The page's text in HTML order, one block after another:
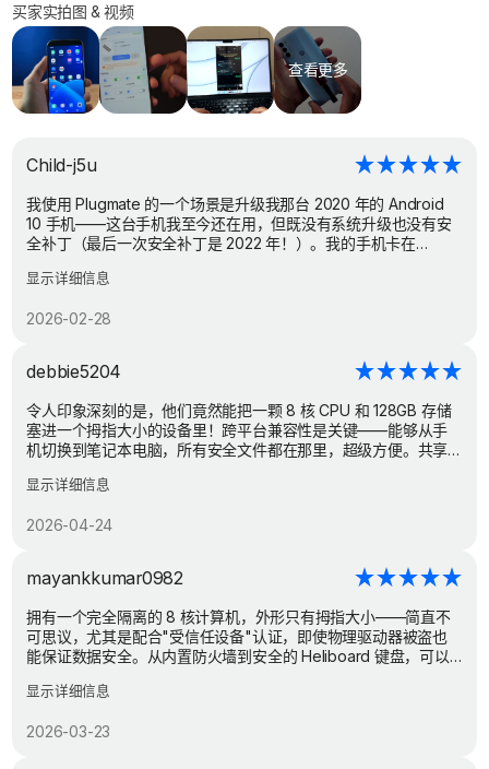
买家实拍图 & 视频
查看更多
Child-j5u
我使用 Plugmate 的一个场景是升级我那台 2020 年的 Android
10 手机——这台手机我至今还在用，但既没有系统升级也没有安
全补丁（最后一次安全补丁是 2022 年！）。我的手机卡在
三方 ROM 可用，所以我的手机本来已经到了穷途末路。我的想法
14，又能恢复安全更新。它可以让我在 Plug OS 环境中以更高的
也更私密、更安全。我可以把银行和购物应用从不安全、未打补
丁的 Android 10 上移除，转移到 Plugmate 的系统中，同时仍然
与我想保留在原 Android 10 系统上的任何其他应用保持向后兼
容。简单，而且保持了原手机的兼容性。这也是一条超级简单的
去谷歌化路径。
显示详细信息
2026-02-28
debbie5204
令人印象深刻的是，他们竟然能把一颗 8 核 CPU 和 128GB 存储
塞进一个拇指大小的设备里！跨平台兼容性是关键——能够从手
机切换到笔记本电脑，所有安全文件都在那里，超级方便。共享
显示详细信息
2026-04-24
mayankkumar0982
拥有一个完全隔离的 8 核计算机，外形只有拇指大小——简直不
可思议，尤其是配合"受信任设备"认证，即使物理驱动器被盗也
能保证数据安全。从内置防火墙到安全的 Heliboard 键盘，可以
Android、iOS 和 PC 上跨平台运行的解决方案。
显示详细信息
2026-03-23